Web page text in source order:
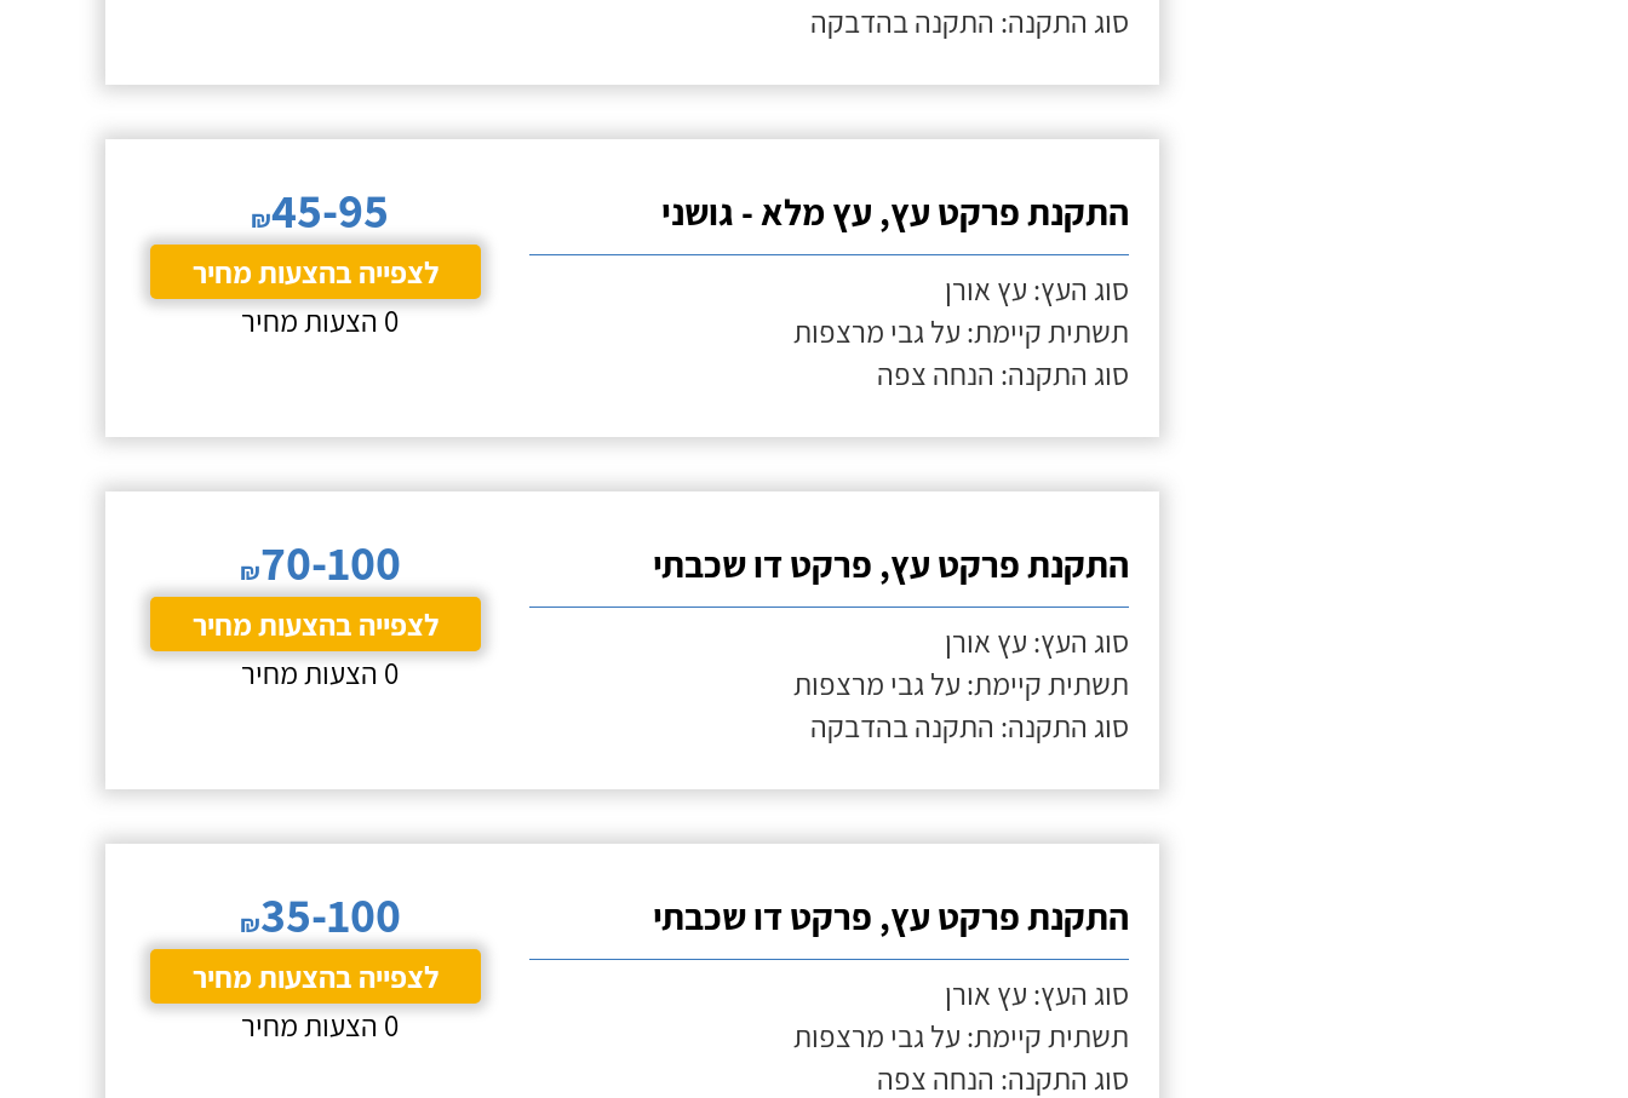
סוג התקנה: התקנה בהדבקה
התקנת פרקט עץ, עץ מלא - גושני
סוג העץ: עץ אורן
תשתית קיימת: על גבי מרצפות
סוג התקנה: הנחה צפה
₪45-95
לצפייה בהצעות מחיר
0 הצעות מחיר
התקנת פרקט עץ, פרקט דו שכבתי
סוג העץ: עץ אורן
תשתית קיימת: על גבי מרצפות
סוג התקנה: התקנה בהדבקה
₪70-100
לצפייה בהצעות מחיר
0 הצעות מחיר
התקנת פרקט עץ, פרקט דו שכבתי
סוג העץ: עץ אורן
תשתית קיימת: על גבי מרצפות
סוג התקנה: הנחה צפה
₪35-100
לצפייה בהצעות מחיר
0 הצעות מחיר